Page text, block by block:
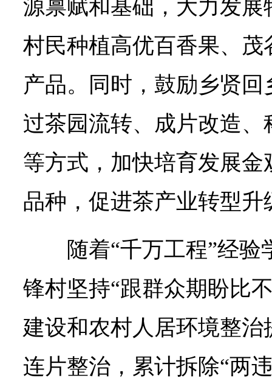
源禀赋和基础，大力发
村民种植高优百香果、
产品。同时，鼓励乡贤
过茶园流转、成片改造
等方式，加快培育发展
品种，促进茶产业转型升
随着“千万工程”经
锋村坚持“跟群众期盼比
建设和农村人居环境整
连片整治，累计拆除“两